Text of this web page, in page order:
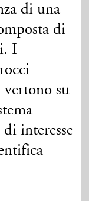
di una
di
I
su
di interesse